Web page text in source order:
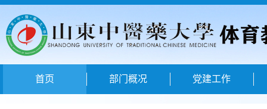
首页 部门概况 党建工作